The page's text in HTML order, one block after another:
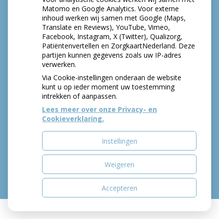
HOE GEZOND IS JE MOND?
Matomo en Google Analytics. Voor externe
inhoud werken wij samen met Google (Maps,
Translate en Reviews), YouTube, Vimeo,
Facebook, Instagram, X (Twitter), Qualizorg,
Patiëntenvertellen en ZorgkaartNederland. Deze
partijen kunnen gegevens zoals uw IP-adres
verwerken.
Via Cookie-instellingen onderaan de website
kunt u op ieder moment uw toestemming
intrekken of aanpassen.
Lees meer over onze Privacy- en
Cookieverklaring.
Instellingen
Weigeren
Accepteren